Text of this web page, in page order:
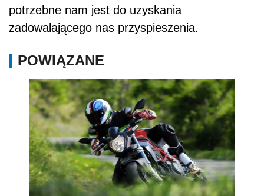
potrzebne nam jest do uzyskania
zadowalającego nas przyspieszenia.
POWIĄZANE